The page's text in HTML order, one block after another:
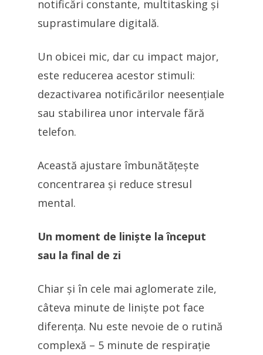
notificări constante, multitasking și
suprastimulare digitală.
Un obicei mic, dar cu impact major,
este reducerea acestor stimuli:
dezactivarea notificărilor neesențiale
sau stabilirea unor intervale fără
telefon.
Această ajustare îmbunătățește
concentrarea și reduce stresul
mental.
Un moment de liniște la început
sau la final de zi
Chiar și în cele mai aglomerate zile,
câteva minute de liniște pot face
diferența. Nu este nevoie de o rutină
complexă – 5 minute de respirație